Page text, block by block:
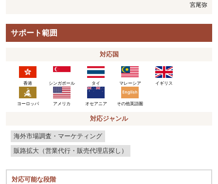
宮尾弥
サポート範囲
対応国
香港 シンガポール タイ マレーシア イギリス
ヨーロッパ アメリカ オセアニア その他英語圏
対応ジャンル
海外市場調査・マーケティング
販路拡大（営業代行・販売代理店探し）
対応可能な段階